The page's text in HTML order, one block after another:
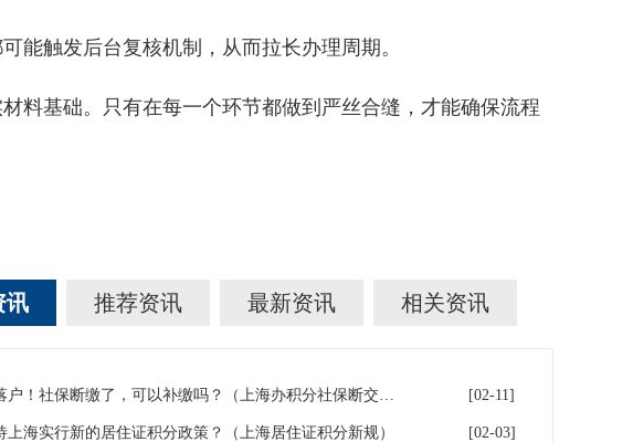
触发后台复核机制，从而拉长办理周期。
料基础。只有在每一个环节都做到严丝合缝，才能确保流程
讯 推荐资讯 最新资讯 相关资讯
上海积分落户！社保断缴了，可以补缴吗？（上海办积分社保断交需要重新计算吗） [02-11]
上海实行新的居住证积分政策？（上海居住证积分新规） [02-03]